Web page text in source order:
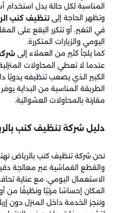
المناسبة لكل حالة بدل استخدام
وتظهر الحاجة إلىتنظيف كنب
في التغير، أو تتكرر البقع على
اليومي والزيارات المتكررة.
كما يلجأ كثير من العملاء إلى
عندما لا تعطي المحاولات
الكبير الذي يصعب تنظيفه يدويًا
الطريقة المناسبة من البداية
مقارنة بالمحاولات العشوائية.
دليل شركة تنظيف كنب
نحن شركة تنظيف كنب بالرياض
والقطع القماشية عبر معالجة
الاستعمال اليومي، مع عناية
المكان إحساسًا مرتبًا ونظيفًا من
وننجز الخدمة داخل المنزل دون